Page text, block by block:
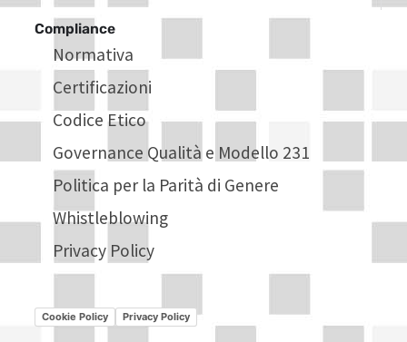
Compliance
Normativa
Certificazioni
Codice Etico
Governance Qualità e Modello 231
Politica per la Parità di Genere
Whistleblowing
Privacy Policy
Cookie Policy Privacy Policy